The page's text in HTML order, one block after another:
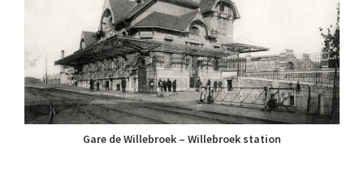
Gare de Willebroek – Willebroek station